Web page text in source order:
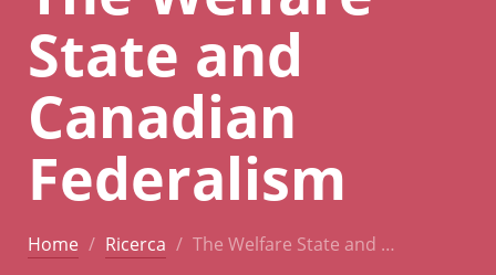
State and
Canadian
Federalism
Home Ricerca The Welfare State and …